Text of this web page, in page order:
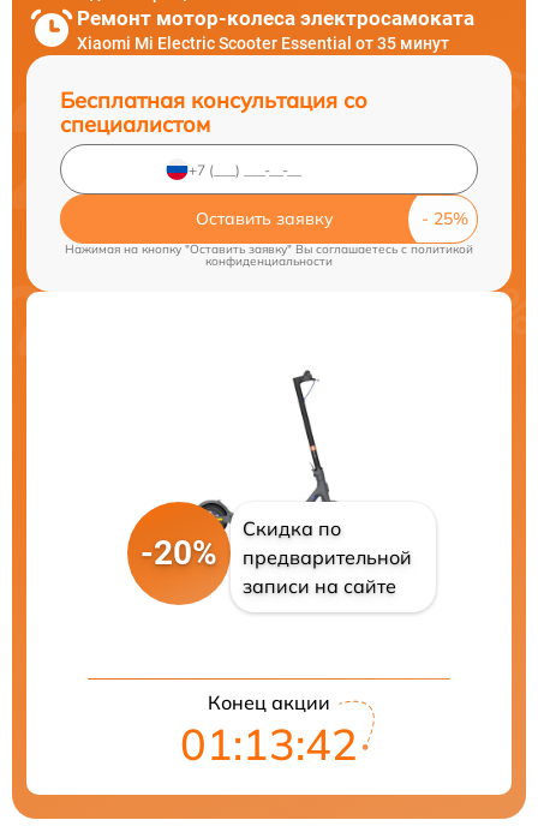
Ремонт мотор-колеса электросамоката
Xiaomi Mi Electric Scooter Essential от 35 минут
Бесплатная консультация со
специалистом
Оставить заявку
Нажимая на кнопку "Оставить заявку" Вы соглашаетесь cполитикой
конфиденциальности
-20%
Скидка по
предварительной
записи на сайте
Конец акции
01:13:41